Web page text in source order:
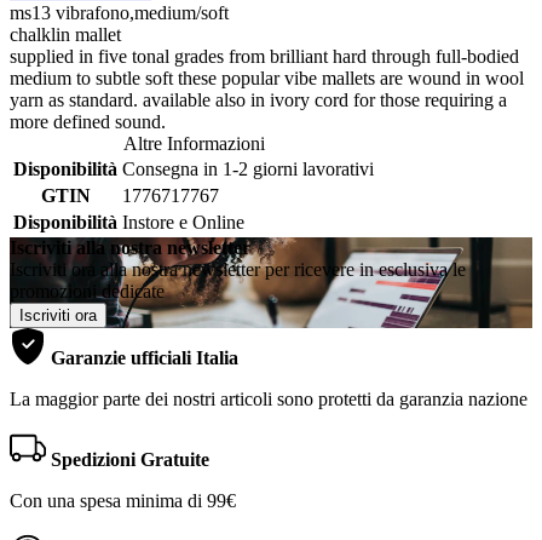
ms13 vibrafono,medium/soft
chalklin mallet
supplied in five tonal grades from brilliant hard through full-bodied
medium to subtle soft these popular vibe mallets are wound in wool
yarn as standard. available also in ivory cord for those requiring a
more defined sound.
Altre Informazioni
Disponibilità Consegna in 1-2 giorni lavorativi
GTIN
1776717767
Disponibilità Instore e Online
Iscriviti alla nostra newsletter
Iscriviti ora alla nostra newsletter per ricevere in esclusiva le
promozioni dedicate
Iscriviti ora
Garanzie ufficiali Italia
La maggior parte dei nostri articoli sono protetti da garanzia nazione
Spedizioni Gratuite
Con una spesa minima di 99€